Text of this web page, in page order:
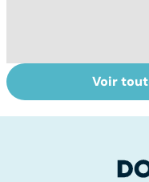
Tout savoir sur le
cancer de la
Voir